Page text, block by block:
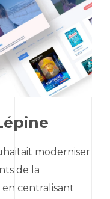
moderniser
de la
centralisant